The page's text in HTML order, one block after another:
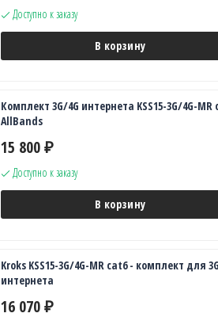
Доступно к заказу
В корзину
Комплект 3G/4G интернета KSS15-3G/4G-MR
AllBands
15 800 ₽
Доступно к заказу
В корзину
Kroks KSS15-3G/4G-MR cat6 - комплект для
интернета
16 070 ₽